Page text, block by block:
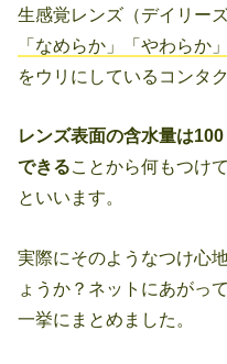
生感覚レンズ（デイリー
「なめらか」「やわらか
をウリにしているコンタ
レンズ表面の含水量は
できることから何もつけ
といいます。
実際にそのようなつけ心
ょうか？ネットにあがっ
一挙にまとめました。